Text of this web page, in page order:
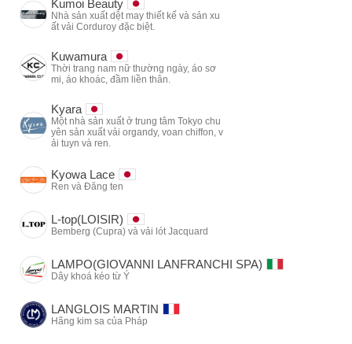
Kumoi Beauty
Nhà sản xuất dệt may thiết kế và sản xu
ất vải Corduroy đặc biệt.
Kuwamura
Thời trang nam nữ thường ngày, áo sơ
mi, áo khoác, đầm liền thân.
Kyara
Một nhà sản xuất ở trung tâm Tokyo chu
yên sản xuất vải organdy, voan chiffon, v
ải tuyn và ren.
Kyowa Lace
Ren và Đăng ten
L-top(LOISIR)
Bemberg (Cupra) và vải lót Jacquard
LAMPO(GIOVANNI LANFRANCHI SPA)
Dây khoá kéo từ Ý
LANGLOIS MARTIN
Hãng kim sa của Pháp